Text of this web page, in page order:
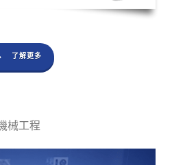
了解更多
械工程